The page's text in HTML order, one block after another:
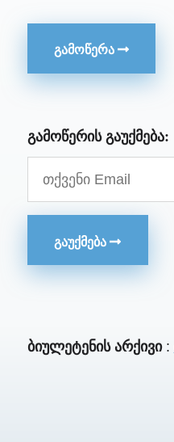
ᲒᲐᲛᲝᲬᲔᲠᲐ
გამოწერის გაუქმება:
ᲒᲐᲣᲥᲛᲔᲑᲐ
ბიულეტენის არქივი: